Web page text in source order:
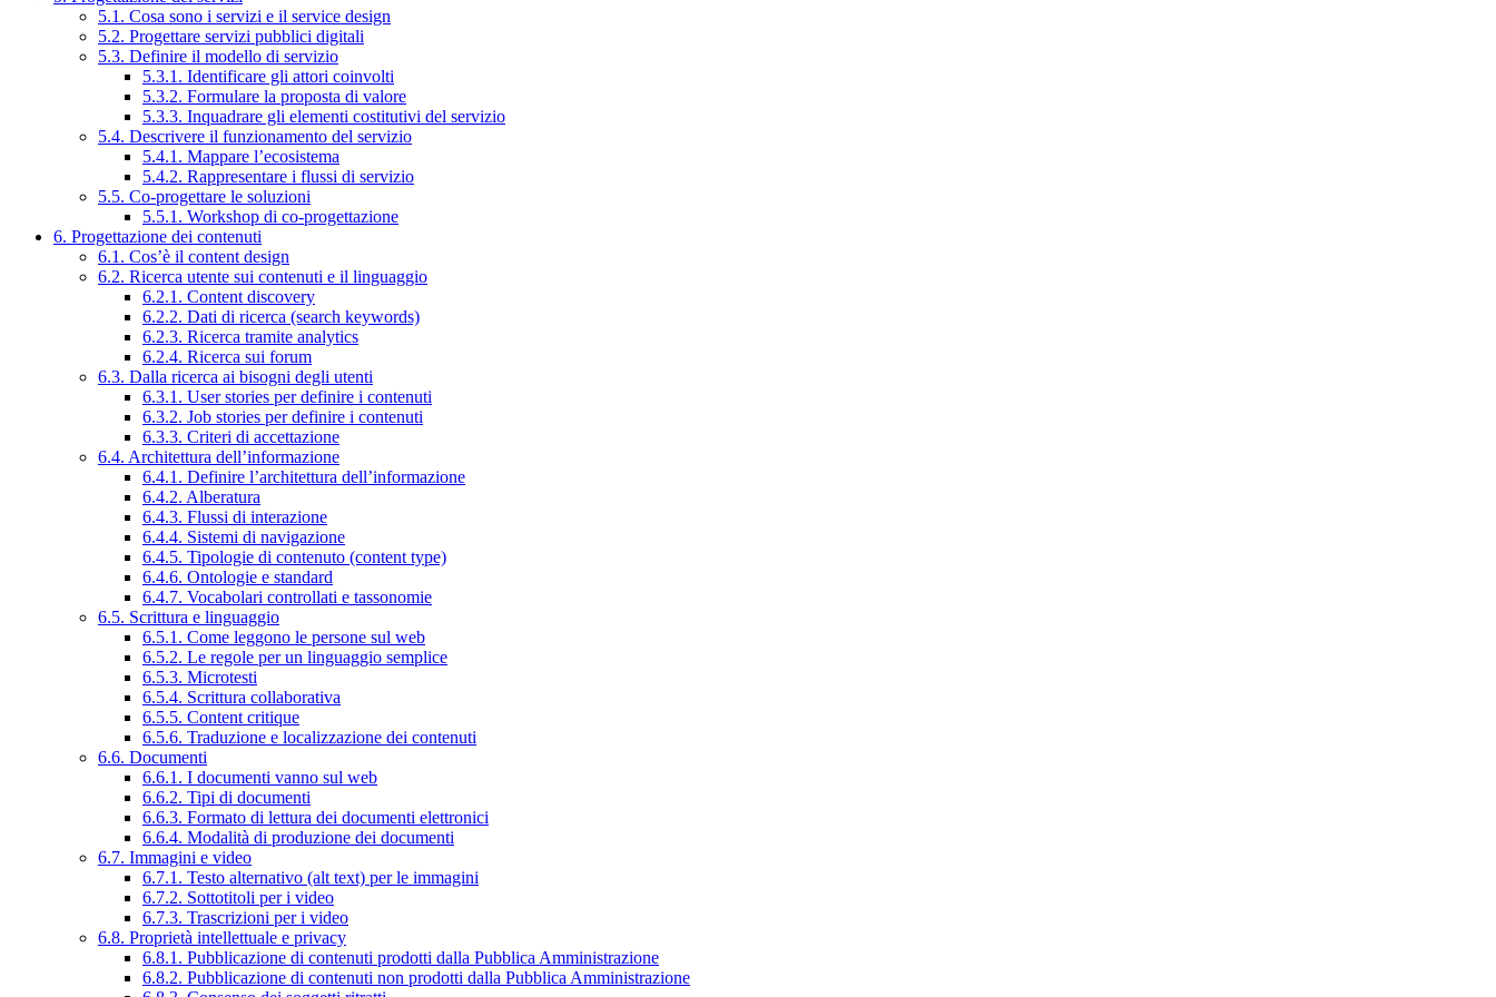
5.1. Cosa sono i servizi e il service design
5.2. Progettare servizi pubblici digitali
5.3. Definire il modello di servizio
5.3.1. Identificare gli attori coinvolti
5.3.2. Formulare la proposta di valore
5.3.3. Inquadrare gli elementi costitutivi del servizio
5.4. Descrivere il funzionamento del servizio
5.4.1. Mappare l’ecosistema
5.4.2. Rappresentare i flussi di servizio
5.5. Co-progettare le soluzioni
5.5.1. Workshop di co-progettazione
6. Progettazione dei contenuti
6.1. Cos’è il content design
6.2. Ricerca utente sui contenuti e il linguaggio
6.2.1. Content discovery
6.2.2. Dati di ricerca (search keywords)
6.2.3. Ricerca tramite analytics
6.2.4. Ricerca sui forum
6.3. Dalla ricerca ai bisogni degli utenti
6.3.1. User stories per definire i contenuti
6.3.2. Job stories per definire i contenuti
6.3.3. Criteri di accettazione
6.4. Architettura dell’informazione
6.4.1. Definire l’architettura dell’informazione
6.4.2. Alberatura
6.4.3. Flussi di interazione
6.4.4. Sistemi di navigazione
6.4.5. Tipologie di contenuto (content type)
6.4.6. Ontologie e standard
6.4.7. Vocabolari controllati e tassonomie
6.5. Scrittura e linguaggio
6.5.1. Come leggono le persone sul web
6.5.2. Le regole per un linguaggio semplice
6.5.3. Microtesti
6.5.4. Scrittura collaborativa
6.5.5. Content critique
6.5.6. Traduzione e localizzazione dei contenuti
6.6. Documenti
6.6.1. I documenti vanno sul web
6.6.2. Tipi di documenti
6.6.3. Formato di lettura dei documenti elettronici
6.6.4. Modalità di produzione dei documenti
6.7. Immagini e video
6.7.1. Testo alternativo (alt text) per le immagini
6.7.2. Sottotitoli per i video
6.7.3. Trascrizioni per i video
6.8. Proprietà intellettuale e privacy
6.8.1. Pubblicazione di contenuti prodotti dalla Pubblica Amministrazione
6.8.2. Pubblicazione di contenuti non prodotti dalla Pubblica Amministrazione